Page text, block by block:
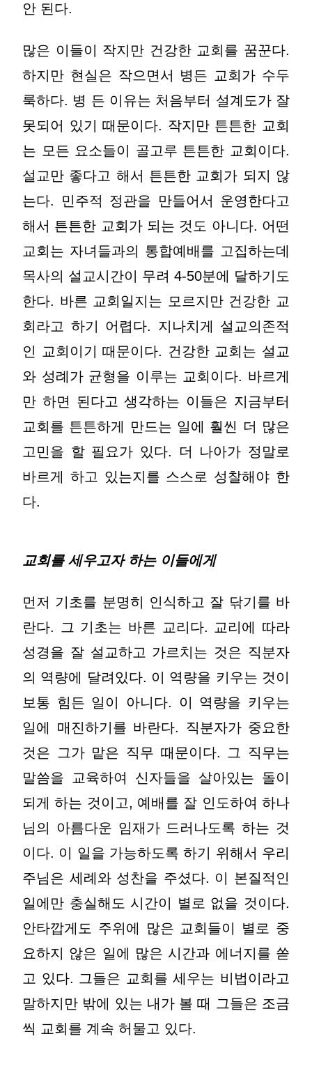
안 된다.
많은 이들이 작지만 건강한 교회를 꿈꾼다.
하지만 현실은 작으면서 병든 교회가 수두
룩하다. 병 든 이유는 처음부터 설계도가 잘
못되어 있기 때문이다. 작지만 튼튼한 교회
는 모든 요소들이 골고루 튼튼한 교회이다.
설교만 좋다고 해서 튼튼한 교회가 되지 않
는다. 민주적 정관을 만들어서 운영한다고
해서 튼튼한 교회가 되는 것도 아니다. 어떤
교회는 자녀들과의 통합예배를 고집하는데
목사의 설교시간이 무려 4-50분에 달하기도
한다. 바른 교회일지는 모르지만 건강한 교
회라고 하기 어렵다. 지나치게 설교의존적
인 교회이기 때문이다. 건강한 교회는 설교
와 성례가 균형을 이루는 교회이다. 바르게
만 하면 된다고 생각하는 이들은 지금부터
교회를 튼튼하게 만드는 일에 훨씬 더 많은
고민을 할 필요가 있다. 더 나아가 정말로
바르게 하고 있는지를 스스로 성찰해야 한
다.
교회를 세우고자 하는 이들에게
먼저 기초를 분명히 인식하고 잘 닦기를 바
란다. 그 기초는 바른 교리다. 교리에 따라
성경을 잘 설교하고 가르치는 것은 직분자
의 역량에 달려있다. 이 역량을 키우는 것이
보통 힘든 일이 아니다. 이 역량을 키우는
일에 매진하기를 바란다. 직분자가 중요한
것은 그가 맡은 직무 때문이다. 그 직무는
말씀을 교육하여 신자들을 살아있는 돌이
되게 하는 것이고, 예배를 잘 인도하여 하나
님의 아름다운 임재가 드러나도록 하는 것
이다. 이 일을 가능하도록 하기 위해서 우리
주님은 세례와 성찬을 주셨다. 이 본질적인
일에만 충실해도 시간이 별로 없을 것이다.
안타깝게도 주위에 많은 교회들이 별로 중
요하지 않은 일에 많은 시간과 에너지를 쏟
고 있다. 그들은 교회를 세우는 비법이라고
말하지만 밖에 있는 내가 볼 때 그들은 조금
씩 교회를 계속 허물고 있다.